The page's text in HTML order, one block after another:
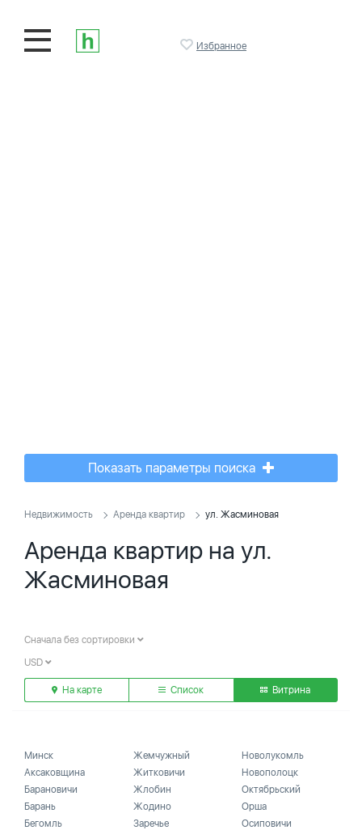
Избранное
Показать параметры поиска
Недвижимость Аренда квартир ул. Жасминовая
Аренда квартир на ул.
Жасминовая
Сначала без сортировки
USD
На карте Список Витрина
Минск
Аксаковщина
Барановичи
Барань
Бегомль
Жемчужный
Житковичи
Жлобин
Жодино
Заречье
Новолукомль
Новополоцк
Октябрьский
Орша
Осиповичи